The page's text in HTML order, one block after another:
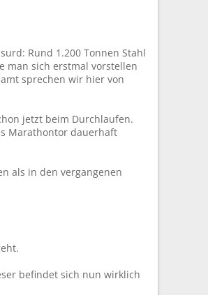
Rund 1.200 Tonnen Stahl
man sich erstmal vorstellen
sprechen wir hier von
jetzt beim Durchlaufen.
Marathontor dauerhaft
als in den vergangenen
befindet sich nun wirklich